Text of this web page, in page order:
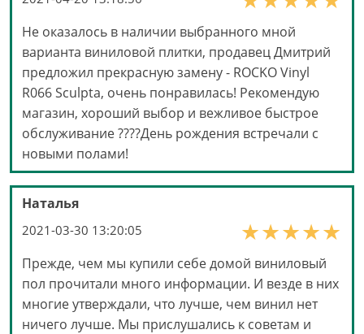
Не оказалось в наличии выбранного мной
варианта виниловой плитки, продавец Дмитрий
предложил прекрасную замену - ROCKO Vinyl
R066 Sculpta, очень понравилась! Рекомендую
магазин, хороший выбор и вежливое быстрое
обслуживание ????День рождения встречали с
новыми полами!
Наталья
2021-03-30 13:20:05
Прежде, чем мы купили себе домой виниловый
пол прочитали много информации. И везде в них
многие утверждали, что лучше, чем винил нет
ничего лучше. Мы прислушались к советам и